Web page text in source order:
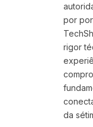
por
rigor
da